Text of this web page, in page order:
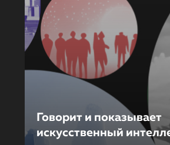
Говорит и показывает
искусственный